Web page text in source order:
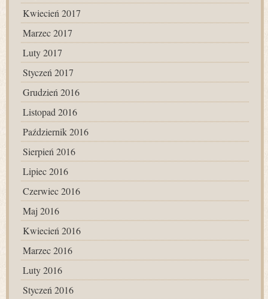
Kwiecień 2017
Marzec 2017
Luty 2017
Styczeń 2017
Grudzień 2016
Listopad 2016
Październik 2016
Sierpień 2016
Lipiec 2016
Czerwiec 2016
Maj 2016
Kwiecień 2016
Marzec 2016
Luty 2016
Styczeń 2016